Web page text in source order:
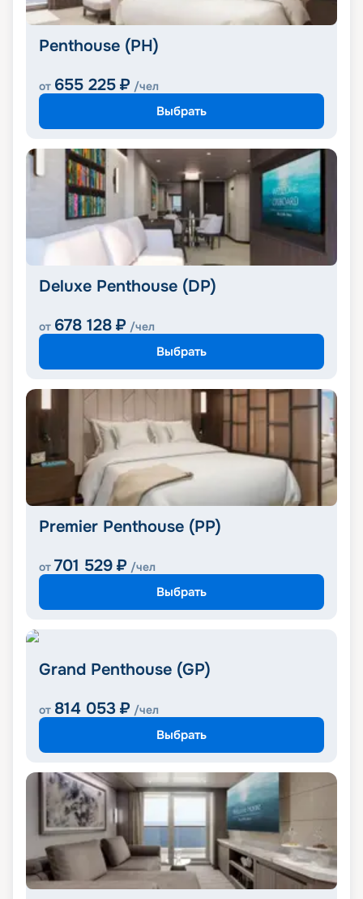
Penthouse (PH)
от 655 225 ₽ /чел
Выбрать
Deluxe Penthouse (DP)
от 678 128 ₽ /чел
Выбрать
Premier Penthouse (PP)
от 701 529 ₽ /чел
Выбрать
Grand Penthouse (GP)
от 814 053 ₽ /чел
Выбрать